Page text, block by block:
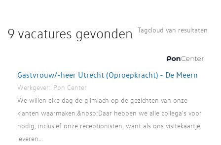
9 vacatures gevonden Tagcloud van resultaten
Gastvrouw/-heer Utrecht (Oproepkracht) - De Meern
Werkgever: Pon Center
We willen elke dag de glimlach op de gezichten van onze
klanten waarmaken.&nbsp;Daar hebben we alle collega’s voor
nodig, inclusief onze receptionisten, want als ons visitekaartje
leveren...